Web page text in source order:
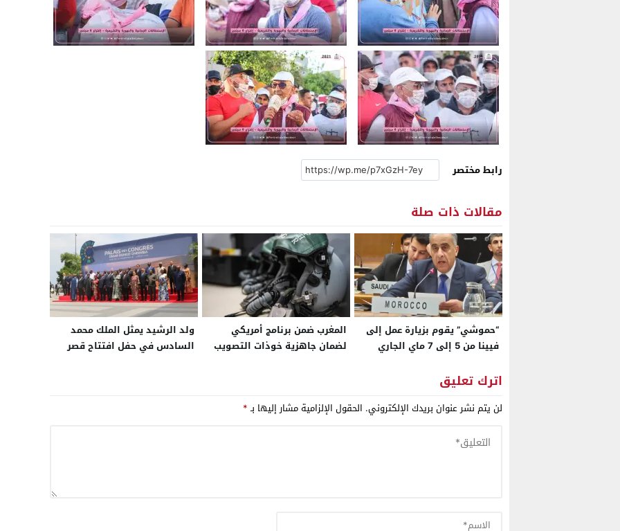
رابط مختصر
مقالات ذات صلة
“حموشي” يقوم بزيارة عمل إلى
فيينا من 5 إلى 7 ماي الجاري
المغرب ضمن برنامج أمريكي
لضمان جاهزية خوذات التصويب
ولد الرشيد يمثل الملك محمد
السادس في حفل افتتاح قصر
اترك تعليق
لن يتم نشر عنوان بريدك الإلكتروني. الحقول الإلزامية مشار إليها بـ*